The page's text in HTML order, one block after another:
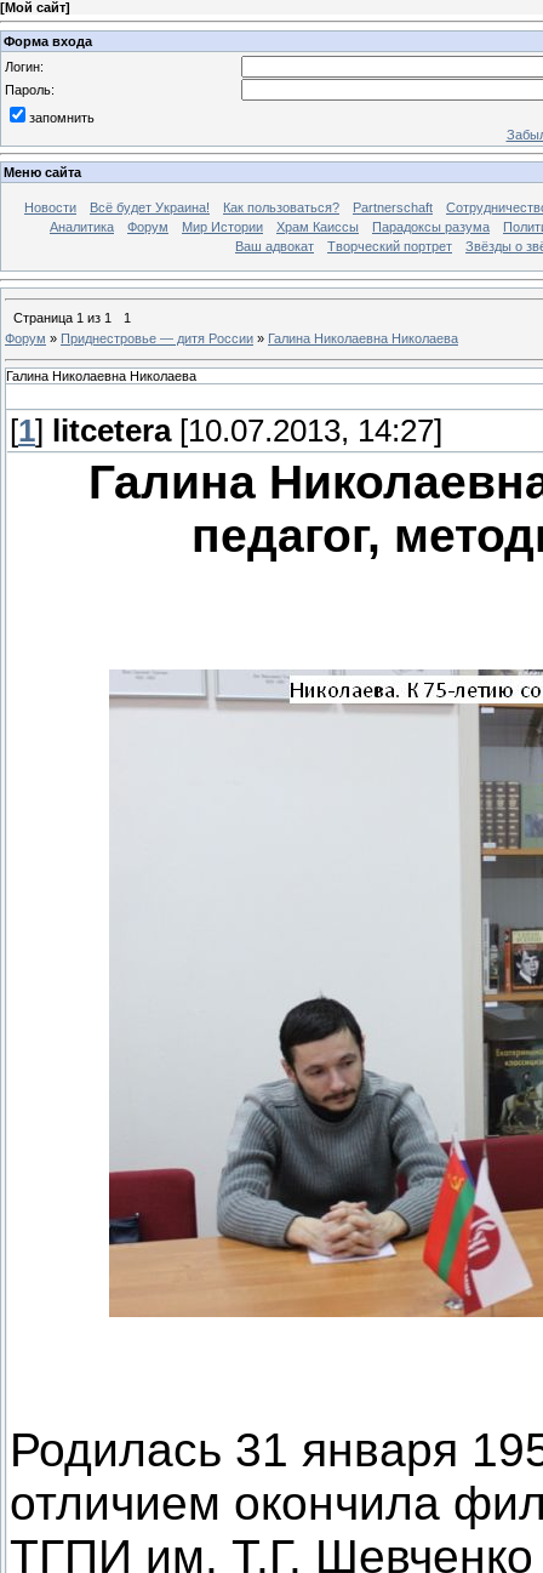
[Мой сайт]
Форма входа
Логин:
Пароль:
запомнить
Меню сайта
Новости Всё будет Украина! Как пользоваться? Partnerschaft
Аналитика
Форум Мир Истории Храм Каиссы Парадоксы разума
Ваш адвокат
Творческий портрет Звёзды о
Страница 1 из 1
1
Форум » Приднестровье — дитя России » Галина Николаевна Николаева
Галина Николаевна Николаева
[1] litcetera[10.07.2013, 14:27]
Галина
педагог,
Родилась 31 января
отличием окончила
ТГПИ им. Т.Г. Шевченко